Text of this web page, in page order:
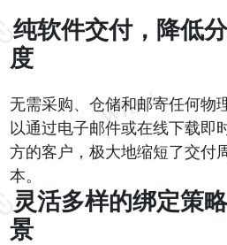
纯软件交付，降低
度
无需采购、仓储和邮寄任何物
以通过电子邮件或在线下载即
方的客户，极大地缩短了交付
本。
灵活多样的绑定策
景